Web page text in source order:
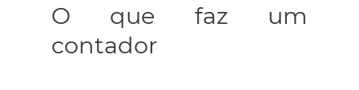
O que faz um
contador